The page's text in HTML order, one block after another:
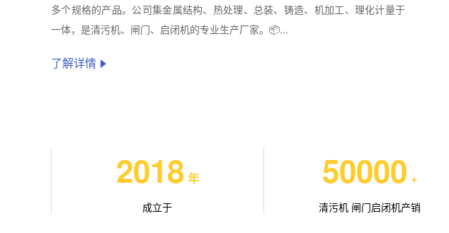
多个规格的产品。公司集金属结构、热处理、总装、铸造、机加工、理化计量于
一体，是清污机、闸门、启闭机的专业生产厂家。📦...
了解详情
2018 年
成立于
50000 +
清污机 闸门启闭机产销